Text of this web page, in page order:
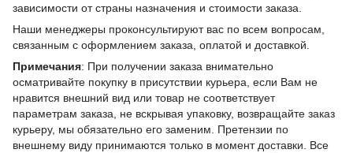
зависимости от страны назначения и стоимости заказа.
Наши менеджеры проконсультируют вас по всем вопросам,
связанным с оформлением заказа, оплатой и доставкой.
Примечания: При получении заказа внимательно
осматривайте покупку в присутствии курьера, если Вам не
нравится внешний вид или товар не соответствует
параметрам заказа, не вскрывая упаковку, возвращайте заказ
курьеру, мы обязательно его заменим. Претензии по
внешнему виду принимаются только в момент доставки. Все